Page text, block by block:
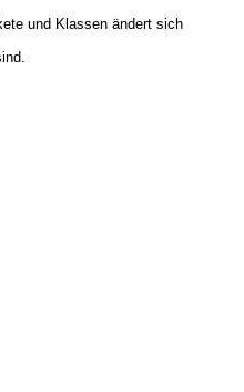
und Klassen ändert sich